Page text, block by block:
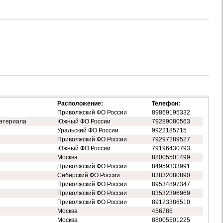
Расположение:
Телефон:
Приволжский ФО России
89869195332
Южный ФО России
79289080563
Уральский ФО России
9922185715
Приволжский ФО России
79297289527
Южный ФО России
79196430793
Москва
88005501499
Приволжский ФО России
84959333991
Сибирский ФО России
83832080890
Приволжский ФО России
89534897347
Приволжский ФО России
83532396969
Приволжский ФО России
89123386510
Москва
456785
Москва 88005501225